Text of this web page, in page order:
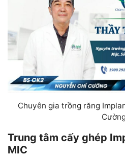
Chuyên gia trồng răng
Trung tâm cấy ghép
MIC